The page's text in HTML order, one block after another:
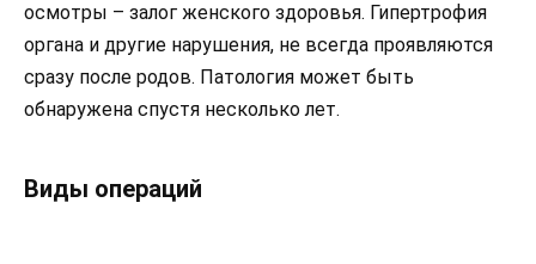
осмотры – залог женского здоровья. Гипертрофия
органа и другие нарушения, не всегда проявляются
сразу после родов. Патология может быть
обнаружена спустя несколько лет.
Виды операций